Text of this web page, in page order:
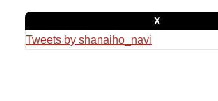
X
Tweets by shanaiho_navi